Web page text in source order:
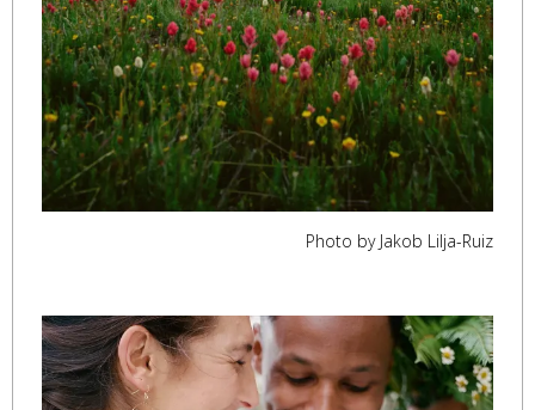
Photo by Jakob Lilja-Ruiz